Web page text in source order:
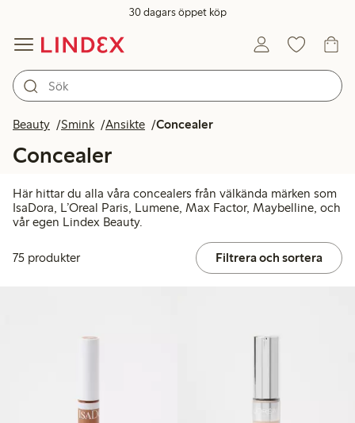
30 dagars öppet köp
Beauty Smink Ansikte Concealer
Concealer
Här hittar du alla våra concealers från välkända märken som
IsaDora, L’Oreal Paris, Lumene, Max Factor, Maybelline, och
vår egen Lindex Beauty.
75 produkter Filtrera och sortera